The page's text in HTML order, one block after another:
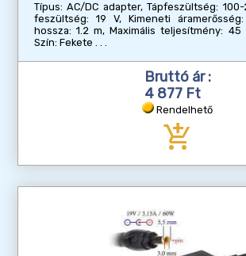
Típus: AC/DC adapter, Tápfeszültség:
feszültség: 19 V, Kimeneti
hossza: 1.2 m, Maximális teljesítmény: 45
Szín: Fekete
Bruttó ár :
4 877 Ft
Rendelhető
add_shopping_cart